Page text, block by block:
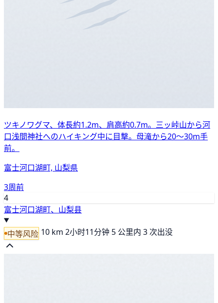
ツキノワグマ、体長約1.2m、肩高約0.7m。三ッ峠山から河
口浅間神社へのハイキング中に目撃。母滝から20〜30m手
前。
富士河口湖町, 山梨県
3周前
4
富士河口湖町、山梨县
中等风险 10 km 2小时11分钟 5 公里内 3 次出没